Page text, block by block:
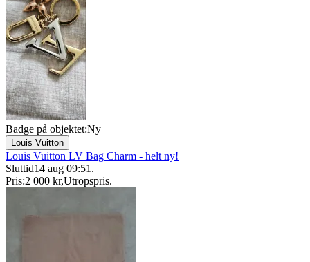
Badge på objektet:Ny
Louis Vuitton
Louis Vuitton LV Bag Charm - helt ny!
Sluttid14 aug 09:51 .
Pris:2 000 kr,Utropspris.